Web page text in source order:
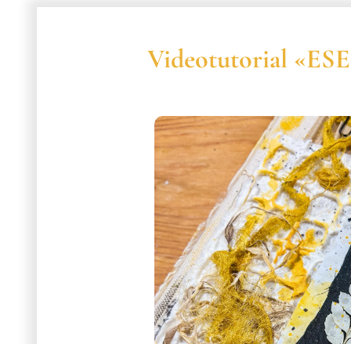
Videotutorial